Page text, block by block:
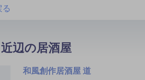
る
近辺の居酒屋
和風創作居酒屋 道